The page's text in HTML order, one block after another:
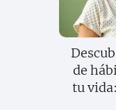
de
tu